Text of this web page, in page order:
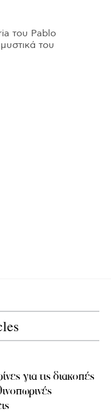
του Pablo
του
για τις διακοπές